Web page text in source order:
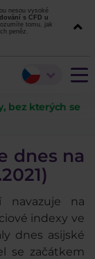
nesou vysoké
s CFD u
tomu, jak
peněz.
bez kterých se
dnes na
navazuje na
indexy ve
dnes asijské
se začátkem